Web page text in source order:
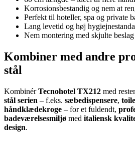
Korrosionsbestandig og nem at
Perfekt til hoteller, spa og private
Lang levetid og høj
Nem montering med skjulte beslag
Kombiner med andre
stål
KombinérTecnohotel TX212 med
stål serien – f.eks. sæbedispensere,
håndklædekroge – for et fuldendt,
badeværelsesmiljø med italiensk
design.